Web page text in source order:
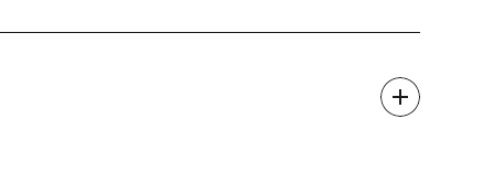
ある和の雰囲気をゆっくりとご堪能ください。